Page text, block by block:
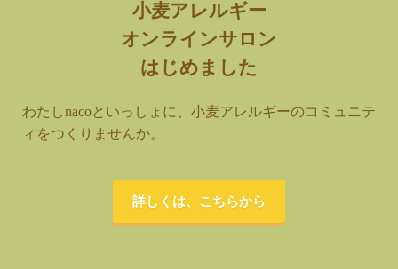
小麦アレルギー
オンラインサロン
はじめました
わたしnacoといっしょに、小麦アレルギーのコミュニテ
ィをつくりませんか。
詳しくは、こちらから